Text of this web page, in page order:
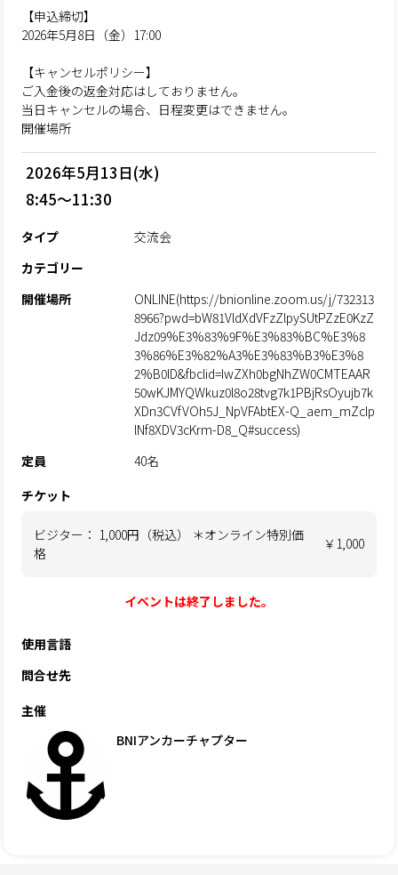
【申込締切】
2026年5月8日（金）17:00
【キャンセルポリシー】
ご入金後の返金対応はしておりません。
当日キャンセルの場合、日程変更はできません。
開催場所
2026年5月13日(水)
8:45～11:30
タイプ
交流会
カテゴリー
開催場所
ONLINE(https://bnionline.zoom.us/j/732313
8966?pwd=bW81VldXdVFzZlpySUtPZzE0KzZ
Jdz09%E3%83%9F%E3%83%BC%E3%8
3%86%E3%82%A3%E3%83%B3%E3%8
2%B0ID&fbclid=IwZXh0bgNhZW0CMTEAAR
50wKJMYQWkuz0l8o28tvg7k1PBjRsOyujb7k
XDn3CVfVOh5J_NpVFAbtEX-Q_aem_mZcIp
lNf8XDV3cKrm-D8_Q#success)
定員
40名
チケット
ビジター： 1,000円（税込） ＊オンライン特別価
格
￥1,000
イベントは終了しました。
使用言語
問合せ先
主催
BNIアンカーチャプター